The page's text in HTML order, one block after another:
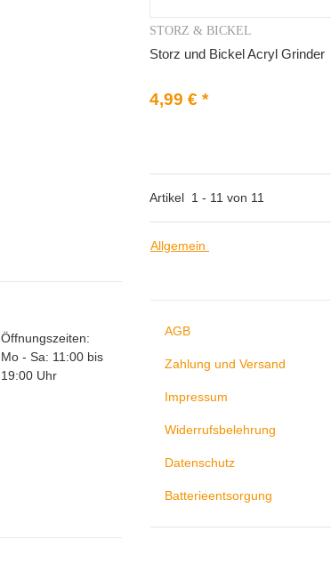
Vorschau
STORZ & BICKEL
Storz und Bickel Acryl Grinder
4,99 € *
Artikel 1 - 11 von 11
Öffnungszeiten:
Mo - Sa: 11:00 bis
19:00 Uhr
Allgemein
AGB
Zahlung und Versand
Impressum
Widerrufsbelehrung
Datenschutz
Batterieentsorgung